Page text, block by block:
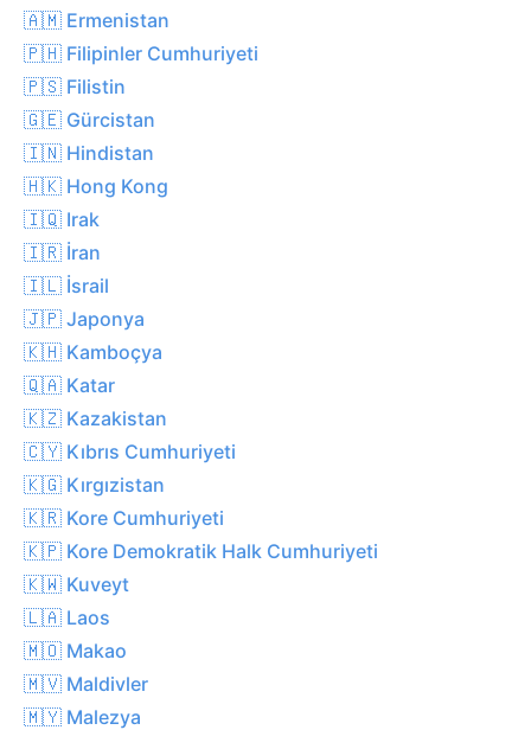
🇦🇲 Ermenistan
🇵🇭 Filipinler Cumhuriyeti
🇵🇸 Filistin
🇬🇪 Gürcistan
🇮🇳 Hindistan
🇭🇰 Hong Kong
🇮🇶 Irak
🇮🇷 İran
🇮🇱 İsrail
🇯🇵 Japonya
🇰🇭 Kamboçya
🇶🇦 Katar
🇰🇿 Kazakistan
🇨🇾 Kıbrıs Cumhuriyeti
🇰🇬 Kırgızistan
🇰🇷 Kore Cumhuriyeti
🇰🇵 Kore Demokratik Halk Cumhuriyeti
🇰🇼 Kuveyt
🇱🇦 Laos
🇲🇴 Makao
🇲🇻 Maldivler
🇲🇾 Malezya